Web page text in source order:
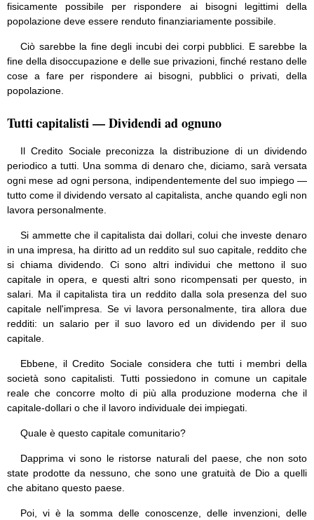
fisicamente possibile per rispondere ai bisogni legittimi della
popolazione deve essere renduto finanziariamente possibile.
Ciò sarebbe la fine degli incubi dei corpi pubblici. E sarebbe la
fine della disoccupazione e delle sue privazioni, finché restano delle
cose a fare per rispondere ai bisogni, pubblici o privati, della
popolazione.
Tutti capitalisti — Dividendi ad ognuno
Il Credito Sociale preconizza la distribuzione di un dividendo
periodico a tutti. Una somma di denaro che, diciamo, sarà versata
ogni mese ad ogni persona, indipendentemente del suo impiego —
tutto come il dividendo versato al capitalista, anche quando egli non
lavora personalmente.
Si ammette che il capitalista dai dollari, colui che investe denaro
in una impresa, ha diritto ad un reddito sul suo capitale, reddito che
si chiama dividendo. Ci sono altri individui che mettono il suo
capitale in opera, e questi altri sono ricompensati per questo, in
salari. Ma il capitalista tira un reddito dalla sola presenza del suo
capitale nell'impresa. Se vi lavora personalmente, tira allora due
redditi: un salario per il suo lavoro ed un dividendo per il suo
capitale.
Ebbene, il Credito Sociale considera che tutti i membri della
società sono capitalisti. Tutti possiedono in comune un capitale
reale che concorre molto di più alla produzione moderna che il
capitale-dollari o che il lavoro individuale dei impiegati.
Quale è questo capitale comunitario?
Dapprima vi sono le ristorse naturali del paese, che non soto
state prodotte da nessuno, che sono une gratuità de Dio a quelli
che abitano questo paese.
Poi, vi è la somma delle conoscenze, delle invenzioni, delle